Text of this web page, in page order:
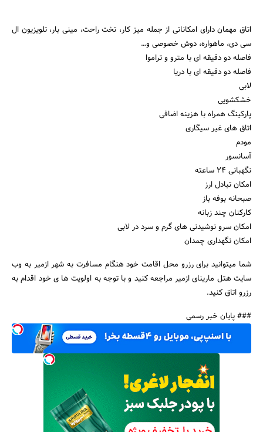
اتاق مهمان دارای امکاناتی از جمله میز کار، تخت راحت، مینی بار، تلویزیون ال
سی دی، ماهواره، دوش خصوصی و…
فاصله دو دقیقه ای با مترو و تراموا
فاصله دو دقیقه ای با دریا
لابی
خشکشویی
پارکینگ همراه با هزینه اضافی
اتاق های غیر سیگاری
مودم
آسانسور
نگهبانی 24 ساعته
امکان تبادل ارز
صبحانه بوفه باز
کارکنان چند زبانه
امکان سرو نوشیدنی های گرم و سرد در لابی
امکان نگهداری چمدان
شما میتوانید برای رزرو محل اقامت خود هنگام مسافرت به شهر ازمیر به وب
سایت هتل مارینای ازمیر مراجعه کنید و با توجه به اولویت ها ی خود اقدام به
رزرو اتاق کنید.
### پایان خبر رسمی